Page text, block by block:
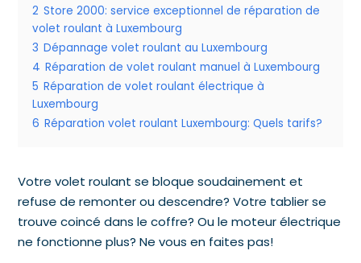
2 Store 2000: service exceptionnel de réparation de
volet roulant à Luxembourg
3 Dépannage volet roulant au Luxembourg
4 Réparation de volet roulant manuel à Luxembourg
5 Réparation de volet roulant électrique à
Luxembourg
6 Réparation volet roulant Luxembourg: Quels tarifs?
Votre volet roulant se bloque soudainement et
refuse de remonter ou descendre? Votre tablier se
trouve coincé dans le coffre? Ou le moteur électrique
ne fonctionne plus? Ne vous en faites pas!